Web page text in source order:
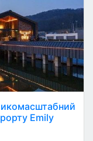
Emily